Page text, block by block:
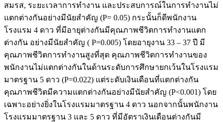
สมรส, ระยะเวลาการทำงาน และประสบการณ์ในการทำงานไม่
แตกต่างกันอย่างมีนัยสำคัญ (P= 0.05) กระนั้นก็ดีพนักงาน
โรงแรม 4 ดาว ที่มีอายุต่างกันมีคุณภาพชีวิตการทำงานแตก
ต่างกัน อย่างมีนัยสำคัญ ( P=0.005) โดยอายุงาน 33 – 37 ปี มี
คุณภาพชีวิตการทำงานสูงที่สุด คุณภาพชีวิตการทำงานของ
พนักงานไม่แตกต่างกันในด้านระดับการศึกษายกเว้นในโรงแรม
มาตรฐาน 5 ดาว (P=0.022) แต่ระดับเงินเดือนที่แตกต่างกัน
คุณภาพชีวิตมีความแตกต่างกันอย่างมีนัยสำคัญ (P<0.001) โดย
เฉพาะอย่างยิ่งในโรงแรมมาตรฐาน 4 ดาว นอกจากนั้นพนักงาน
โรงแรมมาตรฐาน 3 และ 5 ดาว ที่มีอัตราเงินเดือนต่างกันมี